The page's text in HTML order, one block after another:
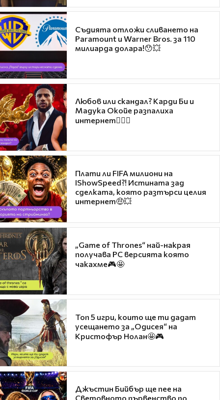
Съдията отложи сливането на
Paramount и Warner Bros. за 110
милиарда долара!😯💥
Любов или скандал? Карди Би и
Мадука Окойе разпалиха
интернет❤️‍🔥🔥
Плати ли FIFA милиони на
IShowSpeed?! Истината зад
сделката, която разтърси целия
интернет🤑💥
„Game of Thrones“ най-накрая
получава PC версията която
чакахме🎮🤩
Топ 5 игри, които ще ти дадат
усещането за „Одисея“ на
Кристофър Нолан🤩🎮
Джъстин Бийбър ще пее на
Световното първенство по